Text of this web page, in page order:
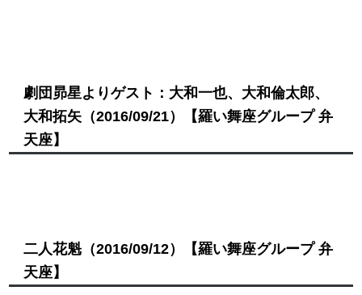
劇団昴星よりゲスト：大和一也、大和倫太郎、
大和拓矢（2016/09/21）
【羅い舞座グループ 弁
天座】
二人花魁（2016/09/12）
【羅い舞座グループ 弁
天座】